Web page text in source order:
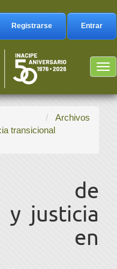
Registrarse Entrar
Archivos
transicional
de
y justicia
en